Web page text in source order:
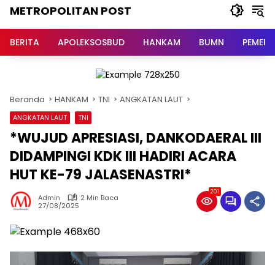
METROPOLITAN POST
BERITA APOLEKSOSBUD HANKAM BUMN
Beranda HANKAM TNI ANGKATAN LAUT
ANGKATAN LAUT TNI
*WUJUD APRESIASI, DANKODAERAL III
DIDAMPINGI KDK III HADIRI ACARA
HUT KE-79 JALASENASTRI*
Admin
2 Min Baca
27/08/2025
201